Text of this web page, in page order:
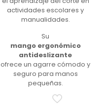
actividades escolares y
manualidades.
Su
mango ergonómico
antideslizante
ofrece un agarre cómodo y
seguro para manos
pequeñas.